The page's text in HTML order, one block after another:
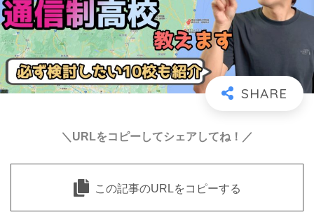
＼URLをコピーしてシェアしてね！／
この記事のURLをコピーする